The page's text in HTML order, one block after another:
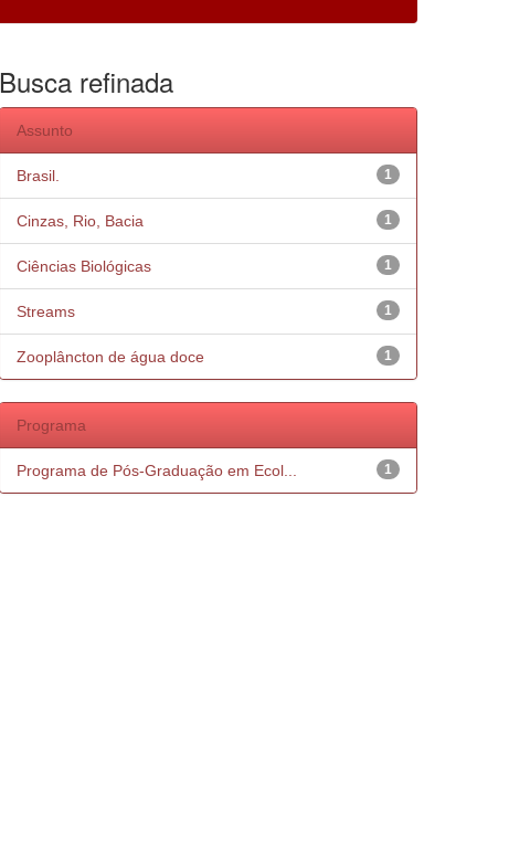
Busca refinada
Assunto
1
Brasil.
1
Cinzas, Rio, Bacia
1
Ciências Biológicas
1
Streams
1
Zooplâncton de água doce
Programa
1
Programa de Pós-Graduação em Ecol...